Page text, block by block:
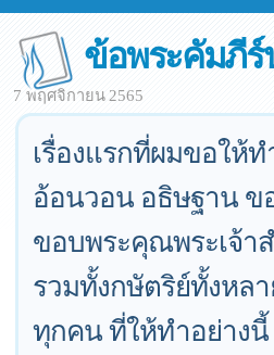
ข้อพระคัมภีร์
7 พฤศจิกายน 2565
เรื่องแรกที่ผมขอให้
อ้อนวอน อธิษฐาน ข
ขอบพระคุณพระเจ้า
รวมทั้งกษัตริย์ทั้งหล
ทุกคน ที่ให้ทำอย่างนี้